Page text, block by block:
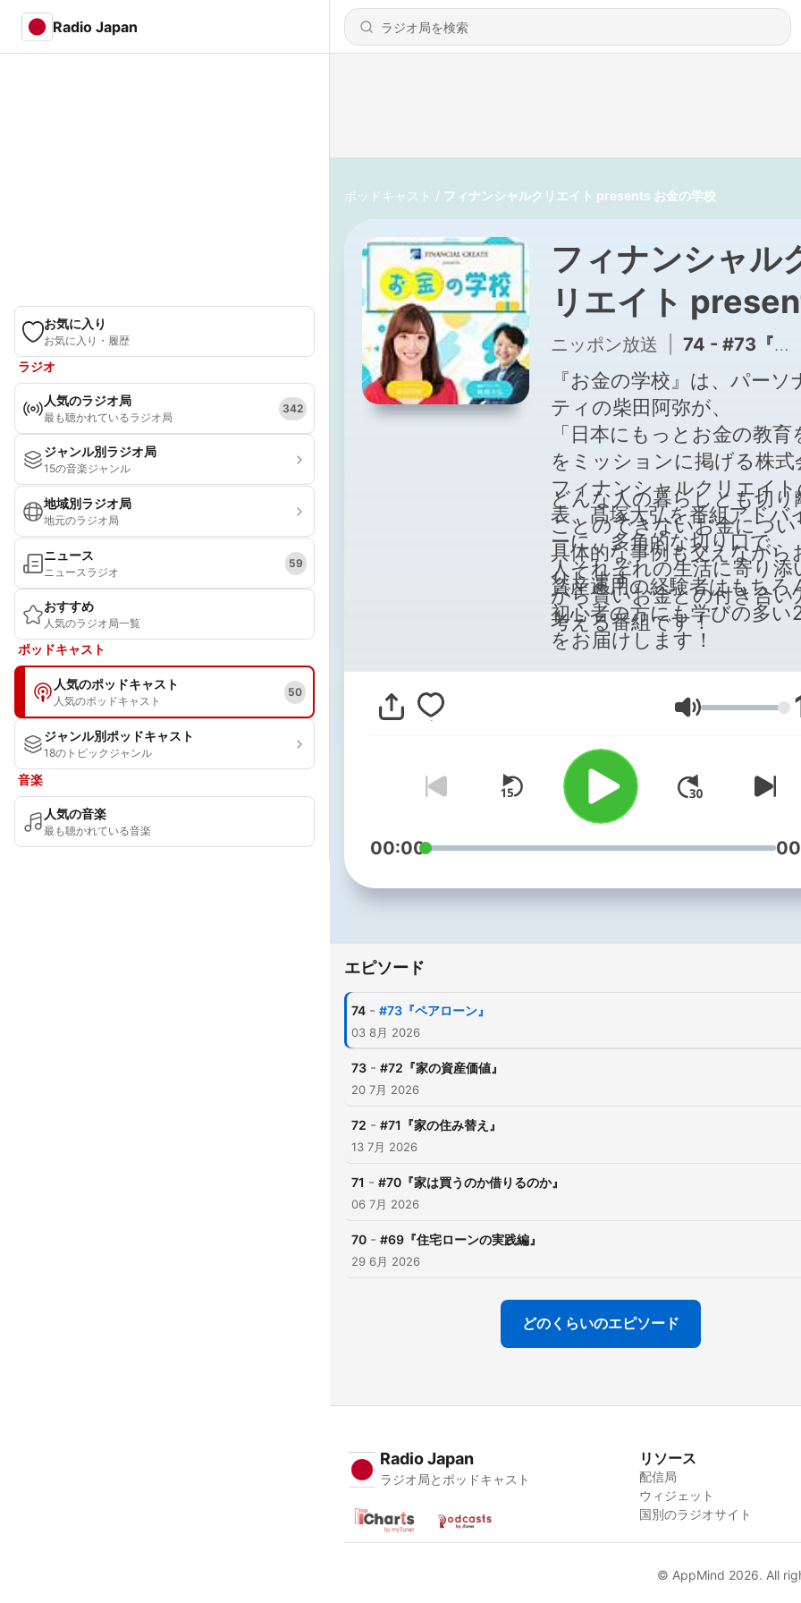
Radio Japan
お気に入り
お気に入り・履歴
ラジオ
人気のラジオ局
最も聴かれているラジオ局
342
ジャンル別ラジオ局
15の音楽ジャンル
地域別ラジオ局
地元のラジオ局
ニュース
ニュースラジオ
59
おすすめ
人気のラジオ局一覧
ポッドキャスト
人気のポッドキャスト
人気のポッドキャスト
50
ジャンル別ポッドキャスト
18のトピックジャンル
音楽
人気の音楽
最も聴かれている音楽
ポッドキャスト フィナンシャルクリエイト presents お金の学校
フィナンシャル
リエイト
お金の学校
ニッポン放送 74 - #73『ペアローン』
『お金の学校』は、パーソ
ティの柴田阿弥が、
「日本にもっとお金の教育
をミッションに掲げる株式
フィナンシャルクリエイ
表、髙塚大弘を番組アドバ
ーに、多角的な切り口で、
人それぞれの生活に寄り添
がら賢いお金との付き合い
考える番組です！
どんな人の暮らしとも切り
ことのできないお金につい
具体的な事例も交えながら
りします。
資産運用の経験者はもちろ
初心者の方にも学びの多い
をお届けします！
音量
00:00
エピソード
74 - #73『ペアローン』
03 8月 2026
73 - #72『家の資産価値』
20 7月 2026
72 - #71『家の住み替え』
13 7月 2026
71 - #70『家は買うのか借りるのか』
06 7月 2026
70 - #69『住宅ローンの実践編』
29 6月 2026
どのくらいのエピソード
Radio Japan
ラジオ局とポッドキャスト
リソース
配信局
ウィジェット
国別のラジオサイト
© AppMind 2026. All